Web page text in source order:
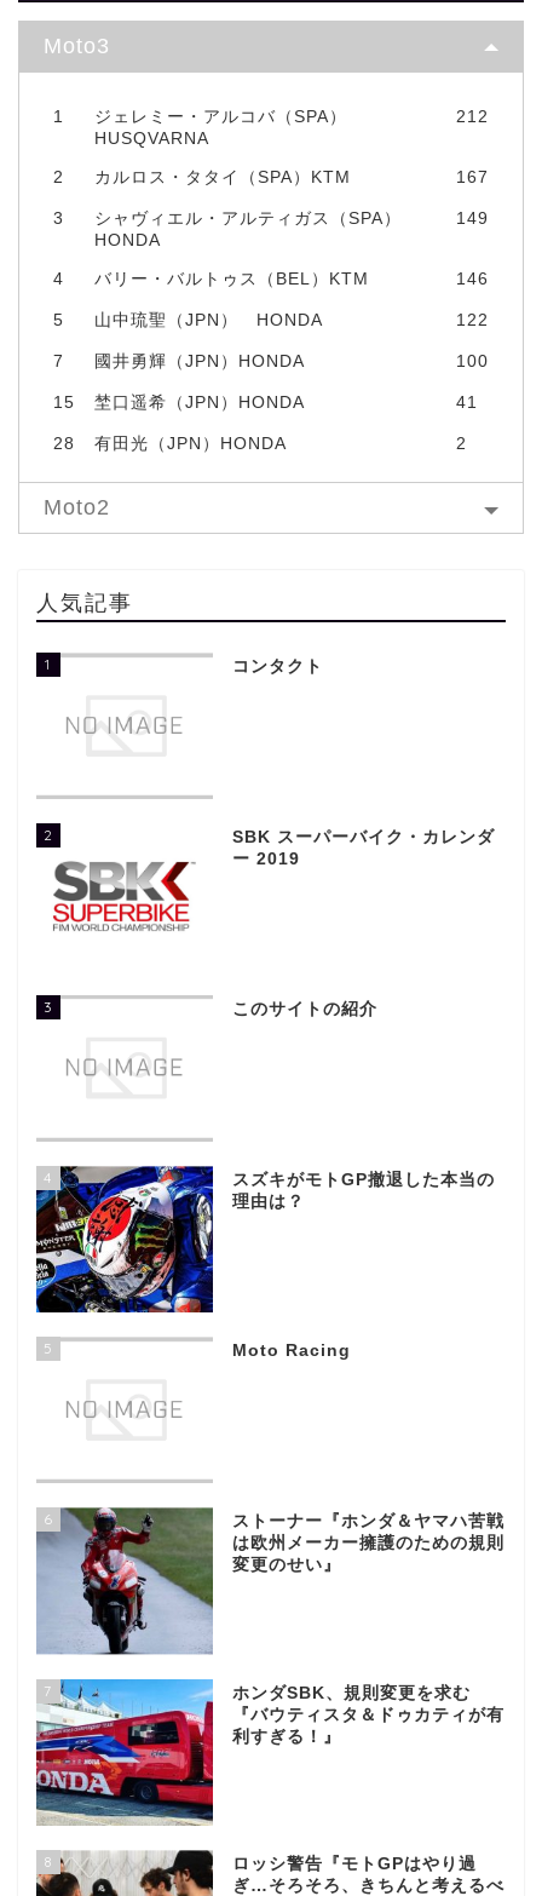
Moto3
1
ジェレミー・アルコバ（SPA）
HUSQVARNA
212
2 カルロス・タタイ（SPA）KTM 167
3
シャヴィエル・アルティガス（SPA）
HONDA
149
4 バリー・バルトゥス（BEL）KTM 146
5 山中琉聖（JPN） HONDA 122
7 國井勇輝（JPN）HONDA 100
15 埜口遥希（JPN）HONDA 41
28 有田光（JPN）HONDA 2
Moto2
人気記事
1 コンタクト
2
SBK スーパーバイク・カレンダ
ー 2019
3 このサイトの紹介
4
スズキがモトGP撤退した本当の
理由は？
5 Moto Racing
6
ストーナー『ホンダ＆ヤマハ苦戦
は欧州メーカー擁護のための規則
変更のせい』
7
ホンダSBK、規則変更を求む
『バウティスタ＆ドゥカティが有
利すぎる！』
8
ロッシ警告『モトGPはやり過
ぎ…そろそろ、きちんと考えるべ